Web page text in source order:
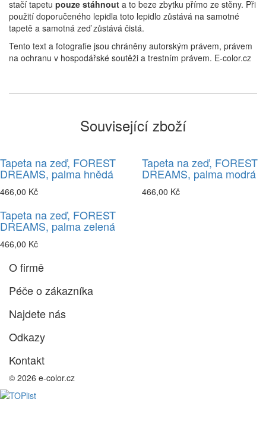
stačí tapetu pouze stáhnout a to beze zbytku přímo ze stěny. Při
použití doporučeného lepidla toto lepidlo zůstává na samotné
tapetě a samotná zeď zůstává čistá.
Tento text a fotografie jsou chráněny autorským právem, právem
na ochranu v hospodářské soutěži a trestním právem. E-color.cz
Související zboží
Tapeta na zeď, FOREST
DREAMS, palma hnědá
466,00 Kč
Tapeta na zeď, FOREST
DREAMS, palma modrá
466,00 Kč
Tapeta na zeď, FOREST
DREAMS, palma zelená
466,00 Kč
O firmě
Péče o zákazníka
Najdete nás
Odkazy
Kontakt
© 2026 e-color.cz